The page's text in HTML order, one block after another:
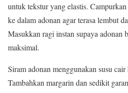
untuk tekstur yang elastis.
ke dalam adonan agar terasa lembut
Masukkan ragi instan supaya adonan
maksimal.
Siram adonan menggunakan susu
Tambahkan margarin dan sedikit